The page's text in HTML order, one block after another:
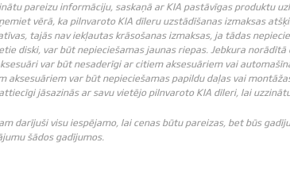
pareizu informāciju, saskaņā ar KIA pastāvīgas produktu
vērā, ka pilnvaroto KIA dīleru uzstādīšanas izmaksas
tajās nav iekļautas krāsošanas izmaksas, ja tādas
diski, var būt nepieciešamas jaunas riepas. Jebkura
var būt nesaderīgi ar citiem aksesuāriem vai
aksesuāriem var būt nepieciešamas papildu daļas vai
attiecīgi jāsazinās ar savu vietējo pilnvaroto KIA dīleri, lai
darījuši visu iespējamo, lai cenas būtu pareizas, bet būs
šādos gadījumos.